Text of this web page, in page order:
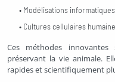
• Modélisations
• Cultures cellulaires
Ces méthodes
préservant la vie animale.
rapides et scientifiquement